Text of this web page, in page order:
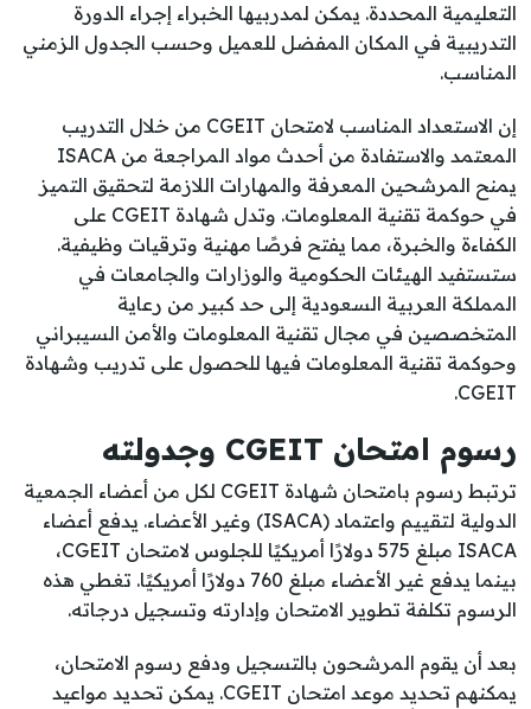
التعليمية المحددة. يمكن لمدربيها الخبراء إجراء الدورة
التدريبية في المكان المفضل للعميل وحسب الجدول الزمني
المناسب.
إن الاستعداد المناسب لامتحان CGEIT من خلال التدريب
المعتمد والاستفادة من أحدث مواد المراجعة من ISACA
يمنح المرشحين المعرفة والمهارات اللازمة لتحقيق التميز
في حوكمة تقنية المعلومات. وتدل شهادة CGEIT على
الكفاءة والخبرة، مما يفتح فرصًا مهنية وترقيات وظيفية.
ستستفيد الهيئات الحكومية والوزارات والجامعات في
المملكة العربية السعودية إلى حد كبير من رعاية
المتخصصين في مجال تقنية المعلومات والأمن السيبراني
وحوكمة تقنية المعلومات فيها للحصول على تدريب وشهادة
CGEIT.
رسوم امتحان CGEIT وجدولته
ترتبط رسوم بامتحان شهادة CGEIT لكل من أعضاء الجمعية
الدولية لتقييم واعتماد (ISACA) وغير الأعضاء. يدفع أعضاء
ISACA مبلغ 575 دولارًا أمريكيًا للجلوس لامتحان CGEIT،
بينما يدفع غير الأعضاء مبلغ 760 دولارًا أمريكيًا. تغطي هذه
الرسوم تكلفة تطوير الامتحان وإدارته وتسجيل درجاته.
بعد أن يقوم المرشحون بالتسجيل ودفع رسوم الامتحان،
يمكنهم تحديد موعد امتحان CGEIT. يمكن تحديد مواعيد